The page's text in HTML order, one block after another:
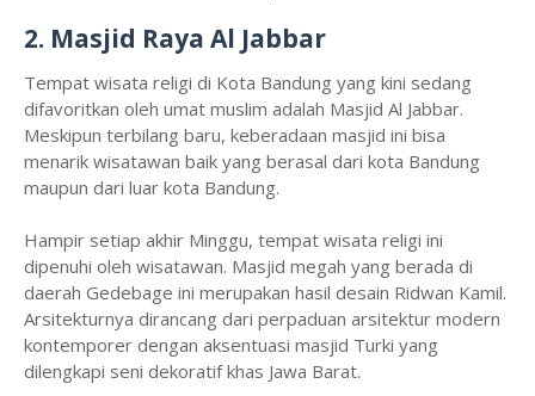
2. Masjid Raya Al Jabbar
Tempat wisata religi di Kota Bandung yang kini sedang
difavoritkan oleh umat muslim adalah Masjid Al Jabbar.
Meskipun terbilang baru, keberadaan masjid ini bisa
menarik wisatawan baik yang berasal dari kota Bandung
maupun dari luar kota Bandung.
Hampir setiap akhir Minggu, tempat wisata religi ini
dipenuhi oleh wisatawan. Masjid megah yang berada di
daerah Gedebage ini merupakan hasil desain Ridwan Kamil.
Arsitekturnya dirancang dari perpaduan arsitektur modern
kontemporer dengan aksentuasi masjid Turki yang
dilengkapi seni dekoratif khas Jawa Barat.